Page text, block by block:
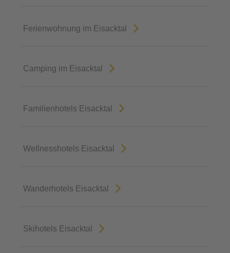
Ferienwohnung im Eisacktal
Camping im Eisacktal
Familienhotels Eisacktal
Wellnesshotels Eisacktal
Wanderhotels Eisacktal
Skihotels Eisacktal